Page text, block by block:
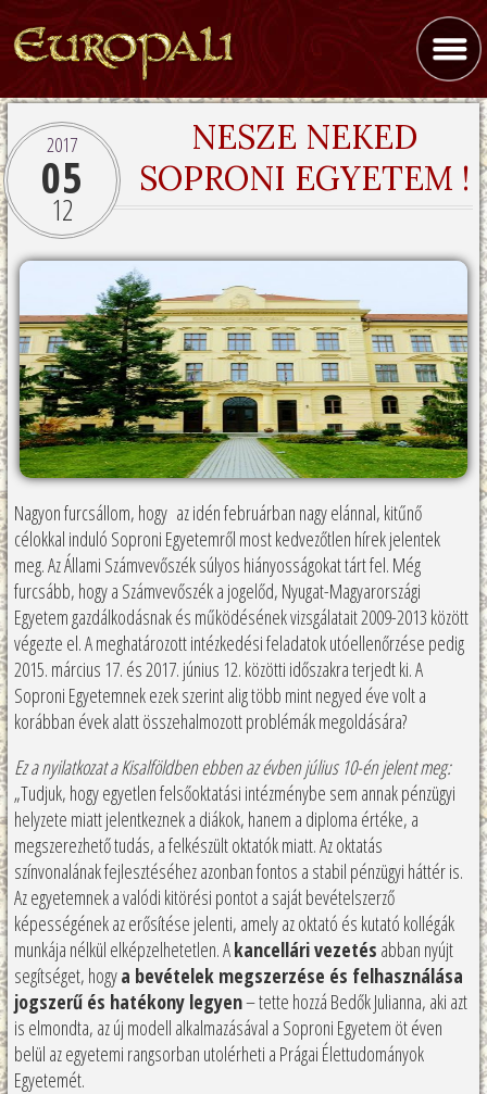
2017
05
12
NESZE NEKED
SOPRONI EGYETEM !
Nagyon furcsállom, hogy az idén februárban nagy elánnal, kitűnő
célokkal induló Soproni Egyetemről most kedvezőtlen hírek jelentek
meg. Az Állami Számvevőszék súlyos hiányosságokat tárt fel. Még
furcsább, hogy a Számvevőszék a jogelőd, Nyugat-Magyarországi
Egyetem gazdálkodásnak és működésének vizsgálatait 2009-2013 között
végezte el. A meghatározott intézkedési feladatok utóellenőrzése pedig
2015. március 17. és 2017. június 12. közötti időszakra terjedt ki. A
Soproni Egyetemnek ezek szerint alig több mint negyed éve volt a
korábban évek alatt összehalmozott problémák megoldására?
Ez a nyilatkozat a Kisalföldben ebben az évben július 10-én jelent meg:
„Tudjuk, hogy egyetlen felsőoktatási intézménybe sem annak pénzügyi
helyzete miatt jelentkeznek a diákok, hanem a diploma értéke, a
megszerezhető tudás, a felkészült oktatók miatt. Az oktatás
színvonalának fejlesztéséhez azonban fontos a stabil pénzügyi háttér is.
Az egyetemnek a valódi kitörési pontot a saját bevételszerző
képességének az erősítése jelenti, amely az oktató és kutató kollégák
munkája nélkül elképzelhetetlen. Akancellári vezetés abban nyújt
segítséget, hogya bevételek megszerzése és felhasználása
jogszerű és hatékony legyen– tette hozzá Bedők Julianna, aki azt
is elmondta, az új modell alkalmazásával a Soproni Egyetem öt éven
belül az egyetemi rangsorban utolérheti a Prágai Élettudományok
Egyetemét.